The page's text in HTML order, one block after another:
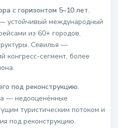
с горизонтом 5–10 лет.
устойчивый международный
из 60+ городов,
Севилья —
конгресс-сегмент, более
под реконструкцию.
— недооценённые
туристическим потоком и
под реконструкцию.